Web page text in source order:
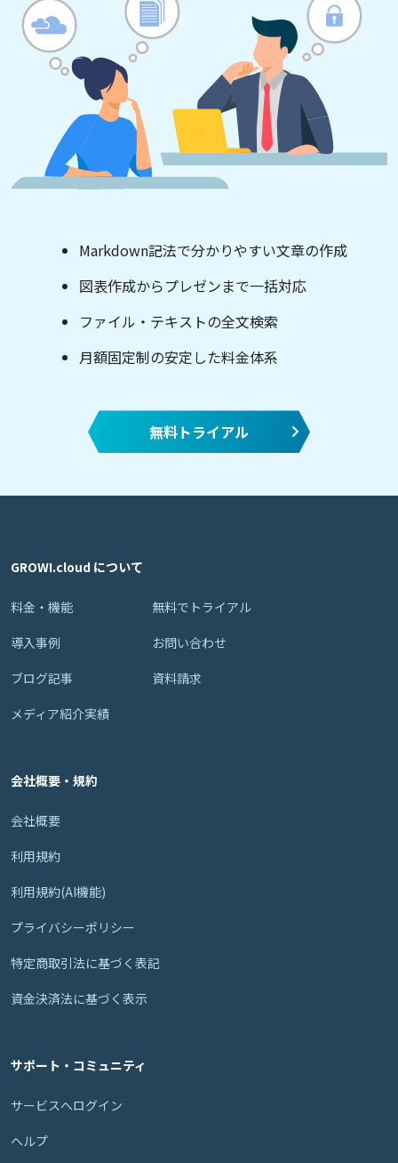
Markdown記法で分かりやすい文章の作成
図表作成からプレゼンまで一括対応
ファイル・テキストの全文検索
月額固定制の安定した料金体系
無料トライアル
GROWI.cloud について
料金・機能
導入事例
ブログ記事
メディア紹介実績
無料でトライアル
お問い合わせ
資料請求
会社概要・規約
会社概要
利用規約
利用規約(AI機能)
プライバシーポリシー
特定商取引法に基づく表記
資金決済法に基づく表示
サポート・コミュニティ
サービスへログイン
ヘルプ